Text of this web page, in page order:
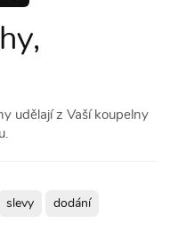
udělají z Vaší koupelny
slevy dodání